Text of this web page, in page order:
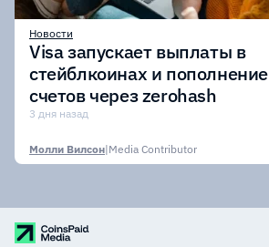
Новости
Visa запускает выплаты в
стейблкоинах и пополнение
счетов через zerohash
3 дня назад
Молли Вилсон|Media Contributor